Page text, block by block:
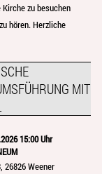
zu besuchen
hören. Herzliche
MIT
15:00 Uhr
26826 Weener